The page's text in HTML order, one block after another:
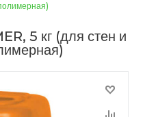
5 кг (для стен и